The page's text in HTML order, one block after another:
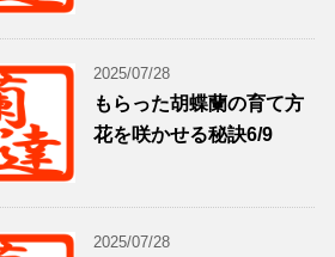
2025/07/28
もらった胡蝶蘭の育て方
花を咲かせる秘訣6/9
2025/07/28